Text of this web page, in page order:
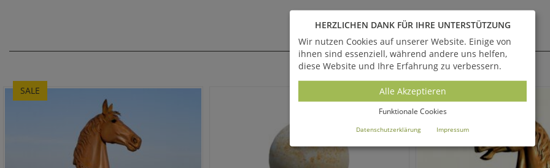
AKTUELLE ANGEBOTE - SALE %
Alle anzeigen
SALE
SALE
HERZLICHEN DANK FÜR IHRE UNTERSTÜTZUNG
Wir nutzen Cookies auf unserer Website. Einige von
ihnen sind essenziell, während andere uns helfen,
diese Website und Ihre Erfahrung zu verbessern.
Alle Akzeptieren
Funktionale Cookies
Datenschutzerklärung Impressum